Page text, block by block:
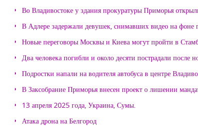
Во Владивостоке у здания прокуратуры Приморья
В Адлере задержали девушек, снимавших видео на фоне
Новые переговоры Москвы и Киева могут пройти в
Два человека погибли и около десяти пострадали после
Подростки напали на водителя автобуса в центре
В Заксобрание Приморья внесен проект о лишении
13 апреля 2025 года, Украина, Сумы.
Атака дрона на Белгород